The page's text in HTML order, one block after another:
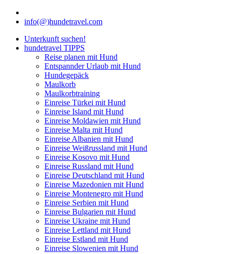
info(@)hundetravel.com
Unterkunft suchen!
hundetravel TIPPS
Reise planen mit Hund
Entspannder Urlaub mit Hund
Hundegepäck
Maulkorb
Maulkorbtraining
Einreise Türkei mit Hund
Einreise Island mit Hund
Einreise Moldawien mit Hund
Einreise Malta mit Hund
Einreise Albanien mit Hund
Einreise Weißrussland mit Hund
Einreise Kosovo mit Hund
Einreise Russland mit Hund
Einreise Deutschland mit Hund
Einreise Mazedonien mit Hund
Einreise Montenegro mit Hund
Einreise Serbien mit Hund
Einreise Bulgarien mit Hund
Einreise Ukraine mit Hund
Einreise Lettland mit Hund
Einreise Estland mit Hund
Einreise Slowenien mit Hund